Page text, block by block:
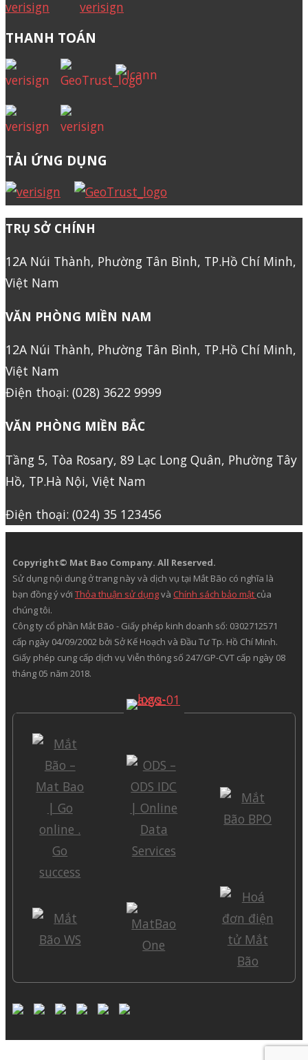
THANH TOÁN
TẢI ỨNG DỤNG
TRỤ SỞ CHÍNH
12A Núi Thành, Phường Tân Bình, TP.Hồ Chí Minh,
Việt Nam
VĂN PHÒNG MIỀN NAM
12A Núi Thành, Phường Tân Bình, TP.Hồ Chí Minh,
Việt Nam
Điện thoại: (028) 3622 9999
VĂN PHÒNG MIỀN BẮC
Tầng 5, Tòa Rosary, 89 Lạc Long Quân, Phường Tây
Hồ, TP.Hà Nội, Việt Nam
Điện thoại: (024) 35 123456
Copyright© Mat Bao Company. All Reserved.
Sử dụng nội dung ở trang này và dịch vụ tại Mắt Bão có nghĩa là
bạn đồng ý với Thỏa thuận sử dụngvà Chính sách bảo mật của
chúng tôi.
Công ty cổ phần Mắt Bão - Giấy phép kinh doanh số: 0302712571
cấp ngày 04/09/2002 bởi Sở Kế Hoạch và Đầu Tư Tp. Hồ Chí Minh.
Giấy phép cung cấp dịch vụ Viễn thông số 247/GP-CVT cấp ngày 08
tháng 05 năm 2018.